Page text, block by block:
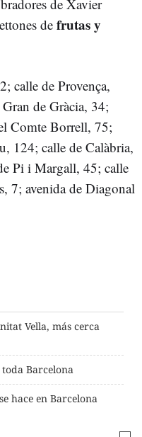
de Xavier
de frutas y
calle de Provença,
de Gràcia, 34;
Comte Borrell, 75;
124; calle de Calàbria,
Pi i Margall, 45; calle
7; avenida de Diagonal
Vella, más cerca
Barcelona
hace en Barcelona